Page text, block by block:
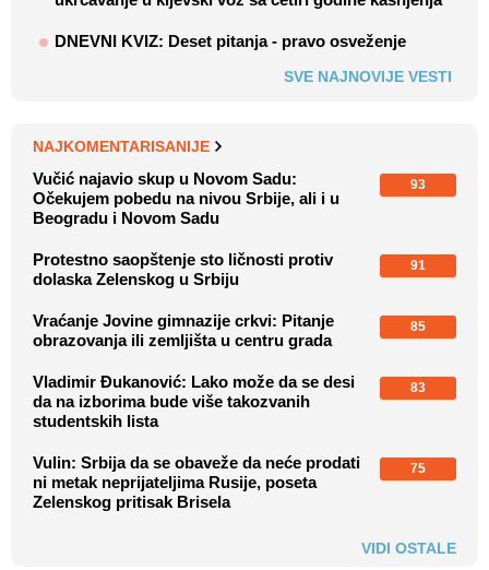
DNEVNI KVIZ: Deset pitanja - pravo osveženje
SVE NAJNOVIJE VESTI
NAJKOMENTARISANIJE
Vučić najavio skup u Novom Sadu:
Očekujem pobedu na nivou Srbije, ali i u
Beogradu i Novom Sadu
93
Protestno saopštenje sto ličnosti protiv
dolaska Zelenskog u Srbiju
91
Vraćanje Jovine gimnazije crkvi: Pitanje
obrazovanja ili zemljišta u centru grada
85
Vladimir Đukanović: Lako može da se desi
da na izborima bude više takozvanih
studentskih lista
83
Vulin: Srbija da se obaveže da neće prodati
ni metak neprijateljima Rusije, poseta
Zelenskog pritisak Brisela
75
VIDI OSTALE